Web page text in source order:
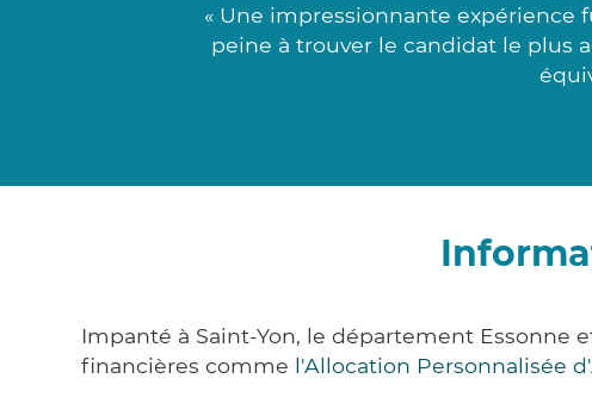
« Une impressionnante expérience
peine à trouver le candidat le plus
Impanté à Saint-Yon, le département Essonne
financières comme l'Allocation Personnalisée